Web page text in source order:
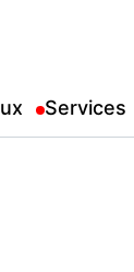
Services